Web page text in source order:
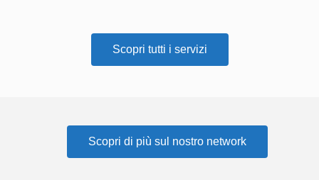
Scopri tutti i servizi
Scopri di più sul nostro network